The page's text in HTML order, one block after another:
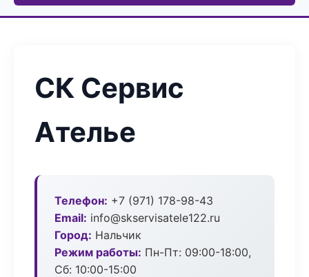
СК Сервис
Ателье
Телефон: +7 (971) 178-98-43
Email: info@skservisatele122.ru
Город: Нальчик
Режим работы: Пн-Пт: 09:00-18:00,
Сб: 10:00-15:00